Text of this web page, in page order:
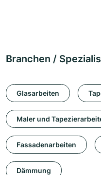
Branchen /
Glasarbeiten
Maler und
Fassadenarbeiten
Dämmung